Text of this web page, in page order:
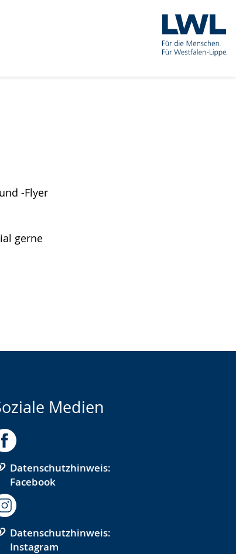
-Flyer
gerne
Medien
Datenschutzhinweis:
Facebook
Datenschutzhinweis:
Instagram